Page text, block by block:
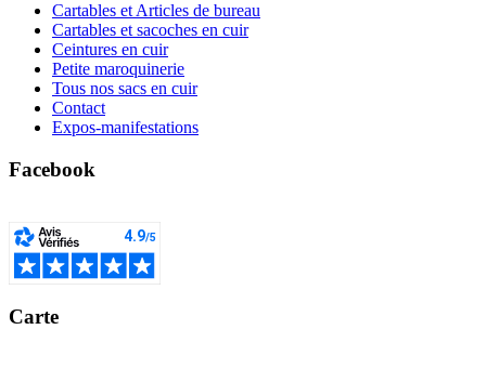
Cartables et Articles de bureau
Cartables et sacoches en cuir
Ceintures en cuir
Petite maroquinerie
Tous nos sacs en cuir
Contact
Expos-manifestations
Facebook
Carte